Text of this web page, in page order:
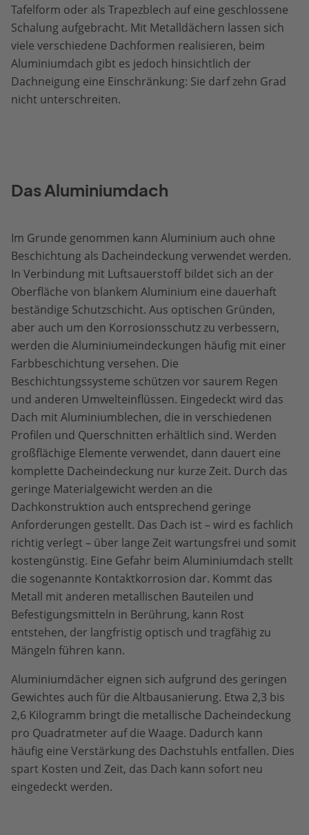
Tafelform oder als Trapezblech auf eine geschlossene
Schalung aufgebracht. Mit Metalldächern lassen sich
viele verschiedene Dachformen realisieren, beim
Aluminiumdach gibt es jedoch hinsichtlich der
Dachneigung eine Einschränkung: Sie darf zehn Grad
nicht unterschreiten.
Das Aluminiumdach
Im Grunde genommen kann Aluminium auch ohne
Beschichtung als Dacheindeckung verwendet werden.
In Verbindung mit Luftsauerstoff bildet sich an der
Oberfläche von blankem Aluminium eine dauerhaft
beständige Schutzschicht. Aus optischen Gründen,
aber auch um den Korrosionsschutz zu verbessern,
werden die Aluminiumeindeckungen häufig mit einer
Farbbeschichtung versehen. Die
Beschichtungssysteme schützen vor saurem Regen
und anderen Umwelteinflüssen. Eingedeckt wird das
Dach mit Aluminiumblechen, die in verschiedenen
Profilen und Querschnitten erhältlich sind. Werden
großflächige Elemente verwendet, dann dauert eine
komplette Dacheindeckung nur kurze Zeit. Durch das
geringe Materialgewicht werden an die
Dachkonstruktion auch entsprechend geringe
Anforderungen gestellt. Das Dach ist – wird es fachlich
richtig verlegt – über lange Zeit wartungsfrei und somit
kostengünstig. Eine Gefahr beim Aluminiumdach stellt
die sogenannte Kontaktkorrosion dar. Kommt das
Metall mit anderen metallischen Bauteilen und
Befestigungsmitteln in Berührung, kann Rost
entstehen, der langfristig optisch und tragfähig zu
Mängeln führen kann.
Aluminiumdächer eignen sich aufgrund des geringen
Gewichtes auch für die Altbausanierung. Etwa 2,3 bis
2,6 Kilogramm bringt die metallische Dacheindeckung
pro Quadratmeter auf die Waage. Dadurch kann
häufig eine Verstärkung des Dachstuhls entfallen. Dies
spart Kosten und Zeit, das Dach kann sofort neu
eingedeckt werden.